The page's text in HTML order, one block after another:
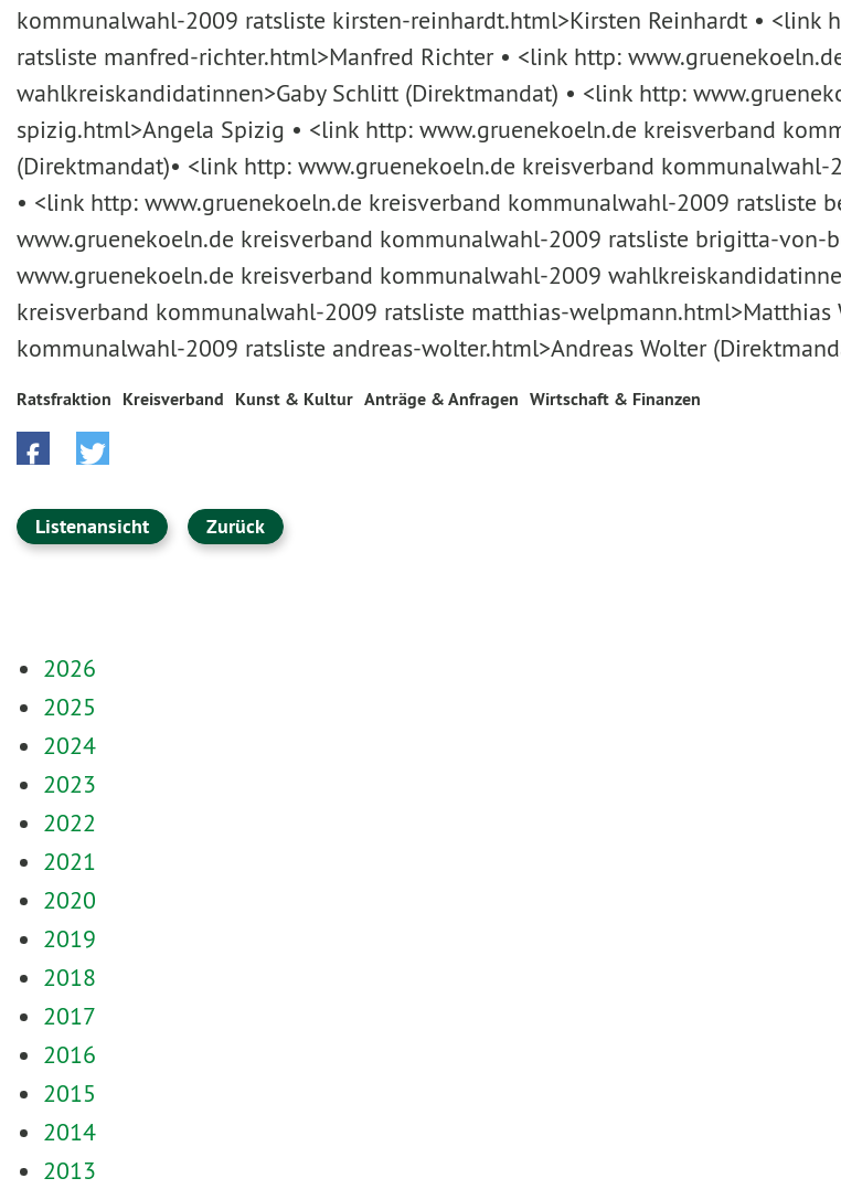
kommunalwahl-2009 ratsliste kirsten-reinhardt.html>Kirsten Reinhardt •
ratsliste manfred-richter.html>Manfred Richter • <link http:
wahlkreiskandidatinnen>Gaby Schlitt (Direktmandat) • <link http:
spizig.html>Angela Spizig • <link http: www.gruenekoeln.de kreisverband
(Direktmandat)• <link http: www.gruenekoeln.de kreisverband
• <link http: www.gruenekoeln.de kreisverband kommunalwahl-2009 ratsliste
www.gruenekoeln.de kreisverband kommunalwahl-2009 ratsliste brigitta-
www.gruenekoeln.de kreisverband kommunalwahl-2009
kreisverband kommunalwahl-2009 ratsliste matthias-
kommunalwahl-2009 ratsliste andreas-wolter.html>Andreas Wolter
Ratsfraktion Kreisverband Kunst & Kultur Anträge & Anfragen Wirtschaft & Finanzen
Listenansicht Zurück
2026
2025
2024
2023
2022
2021
2020
2019
2018
2017
2016
2015
2014
2013